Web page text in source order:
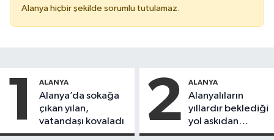
Alanya hiçbir şekilde sorumlu tutulamaz.
1 ALANYA
Alanya’da sokağa
çıkan yılan,
vatandaşı kovaladı
2 ALANYA
Alanyalıların
yıllardır beklediği
yol askıdan
döndü